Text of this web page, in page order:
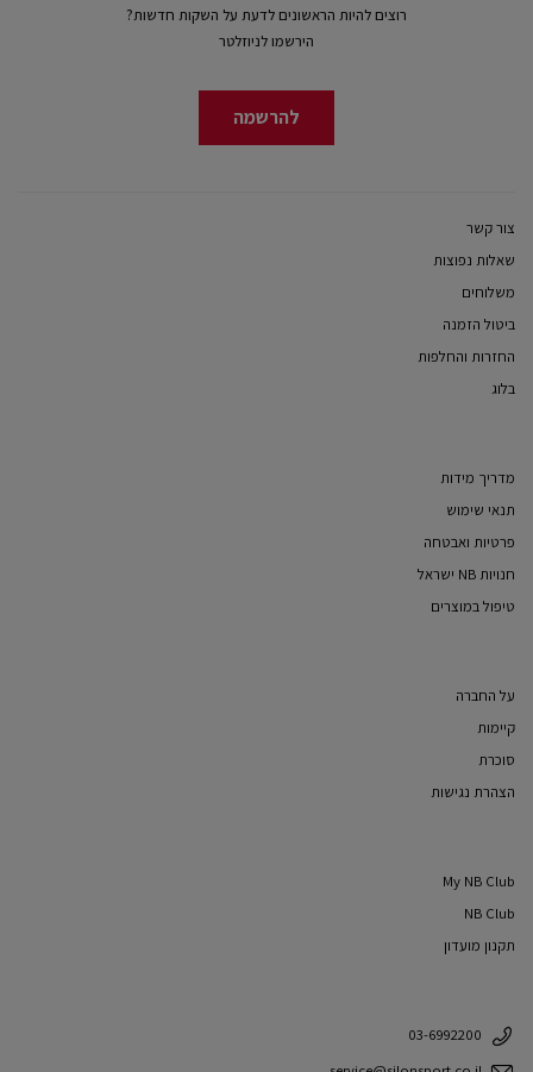
רוצים להיות הראשונים לדעת על השקות חדשות?
הירשמו לניוזלטר
להרשמה
צור קשר
שאלות נפוצות
משלוחים
ביטול הזמנה
החזרות והחלפות
בלוג
מדריך מידות
תנאי שימוש
פרטיות ואבטחה
חנויות NB ישראל
טיפול במוצרים
על החברה
קיימות
סוכרת
הצהרת נגישות
My NB Club
NB Club
תקנון מועדון
03-6992200